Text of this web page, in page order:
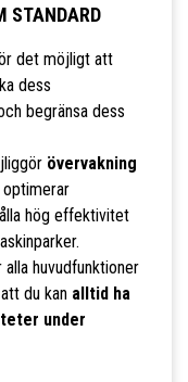
STANDARD
det möjligt att
dess
begränsa dess
övervakning
hög effektivitet
alla huvudfunktioner
du kan alltid ha
under